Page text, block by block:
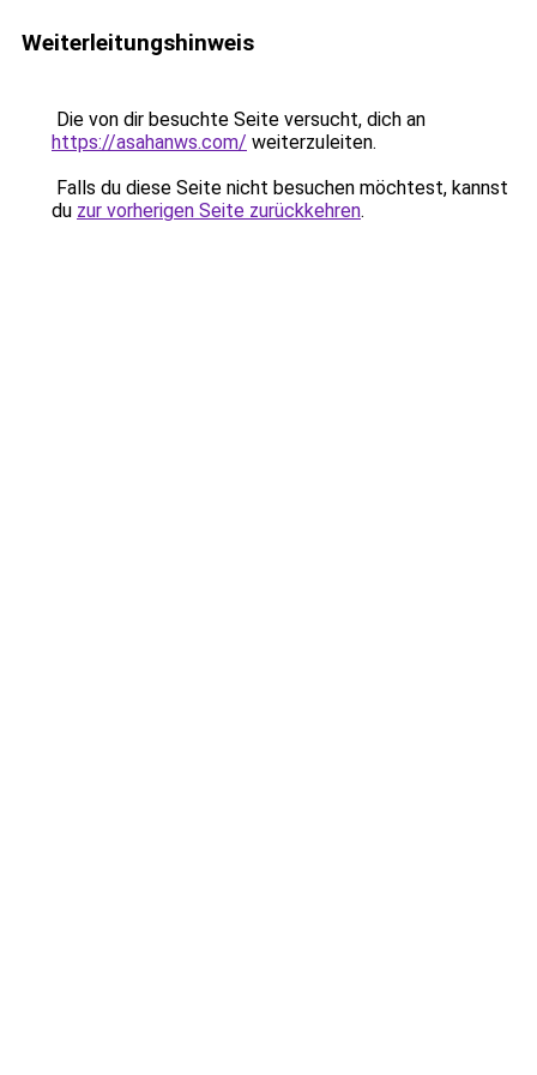
Weiterleitungshinweis
Die von dir besuchte Seite versucht, dich an
https://asahanws.com/ weiterzuleiten.
Falls du diese Seite nicht besuchen möchtest, kannst
du zur vorherigen Seite zurückkehren.